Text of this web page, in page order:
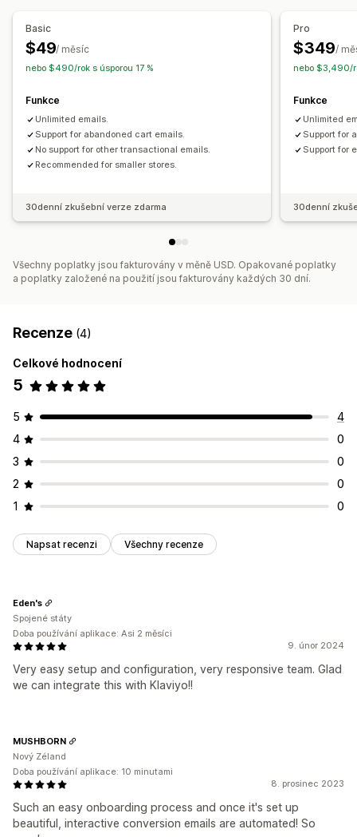
Basic
$49/ měsíc
nebo $490/rok s úsporou 17 %
Funkce
Unlimited emails.
Support for abandoned cart emails.
No support for other transactional emails.
Recommended for smaller stores.
30denní zkušební verze zdarma
Pro
$349/
nebo $3,490/
Funkce
Unlimited
Support for
Support for
30denní
Všechny poplatky jsou fakturovány v měně USD. Opakované poplatky
a poplatky založené na použití jsou fakturovány každých 30 dní.
Recenze (4)
Celkové hodnocení
5
5
4
4
0
3
0
2
0
1
0
Napsat recenzi Všechny recenze
9. únor 2024
Very easy setup and configuration, very responsive team. Glad
we can integrate this with Klaviyo!!
Eden's
Spojené státy
Doba používání aplikace: Asi 2 měsíci
8. prosinec 2023
Such an easy onboarding process and once it's set up
beautiful, interactive conversion emails are automated! So
MUSHBORN
Nový Zéland
Doba používání aplikace: 10 minutami